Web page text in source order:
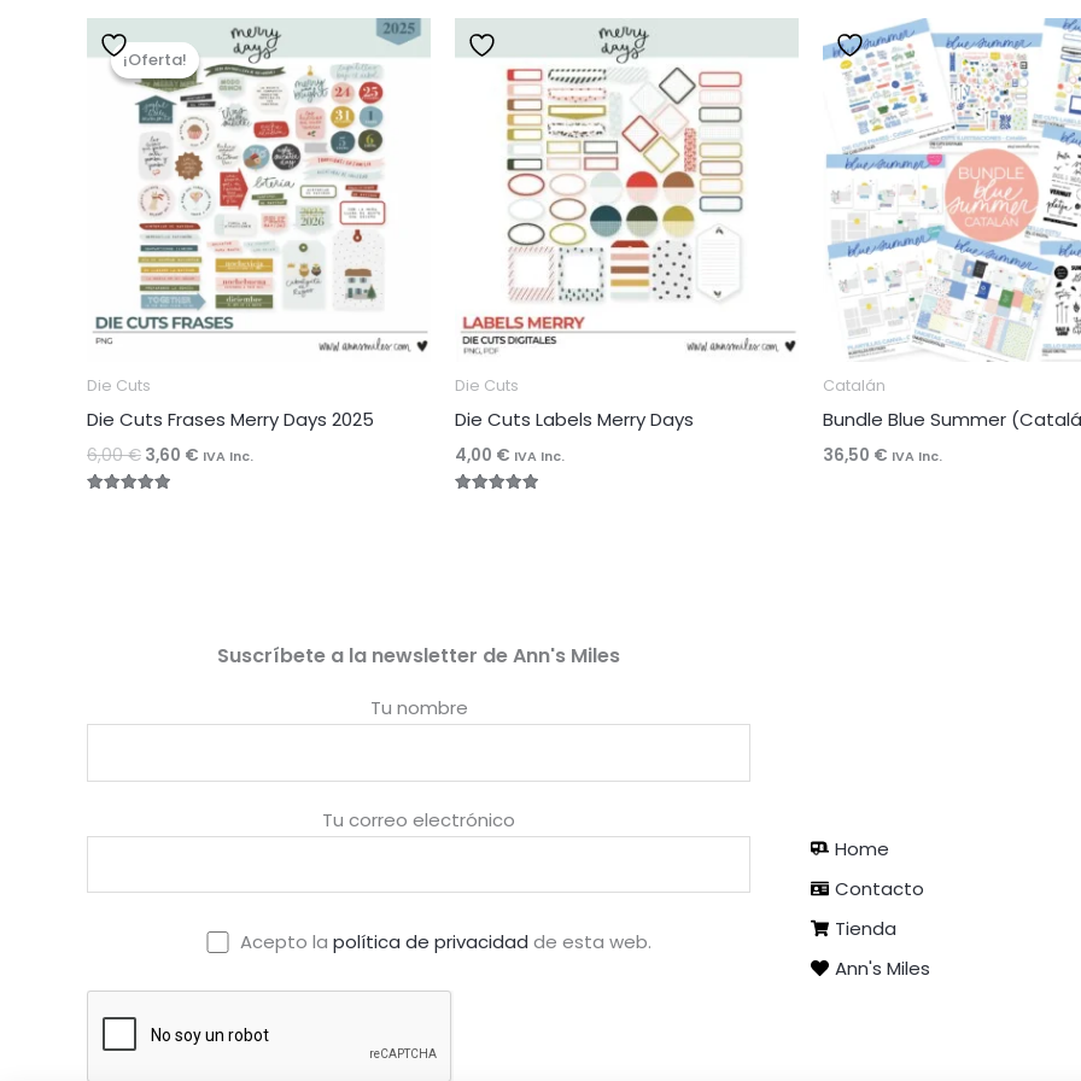
¡Oferta!
¡Oferta!
Die Cuts
Die Cuts Frases Merry Days 2025
6,00€ El
precio
original
3,60 € El
IVA Inc.
Die Cuts
Die Cuts Labels Merry Days
4,00 € IVA Inc.
Catalán
Bundle Blue Summer
36,50 € IVA Inc.
Suscríbete a la newsletter de Ann's Miles
Tu nombre
Tu correo electrónico
Acepto la política de privacidad de esta web.
Home
Contacto
Tienda
Ann's Miles